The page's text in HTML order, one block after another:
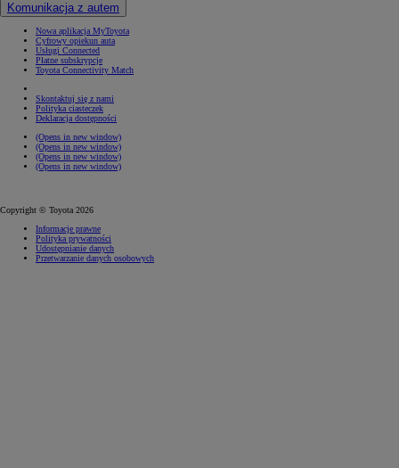
Komunikacja z autem
Nowa aplikacja MyToyota
Cyfrowy opiekun auta
Usługi Connected
Płatne subskrypcje
Toyota Connectivity Match
Skontaktuj się z nami
Polityka ciasteczek
Deklaracja dostępności
(Opens in new window)
(Opens in new window)
(Opens in new window)
(Opens in new window)
Copyright © Toyota 2026
Informacje prawne
Polityka prywatności
Udostępnianie danych
Przetwarzanie danych osobowych